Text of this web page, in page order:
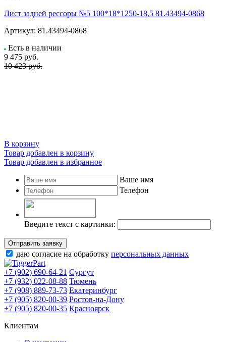
Лист задней рессоры №5 100*18*1250-18,5 81.43494-0868
Артикул: 81.43494-0868
Есть в наличии
9 475 руб.
10 423 руб.
В корзину
Товар добавлен в корзину
Товар добавлен в избранное
Ваше имя
Телефон
Введите текст с картинки:
Отправить заявку
даю согласие на обработку персональных данных
+7 (902) 690-64-21 Сургут
+7 (932) 022-08-88 Тюмень
+7 (908) 889-73-73 Екатеринбург
+7 (905) 820-00-39 Ростов-на-Дону
+7 (905) 820-00-35 Красноярск
Клиентам